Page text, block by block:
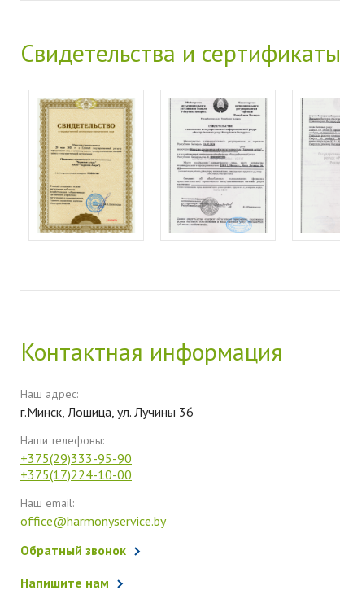
Свидетельства и сертификаты
Контактная информация
Наш адрес:
г.Минск, Лошица, ул. Лучины 36
Наши телефоны:
+375(29)333-95-90
+375(17)224-10-00
Наш email:
office@harmonyservice.by
Обратный звонок
Напишите нам